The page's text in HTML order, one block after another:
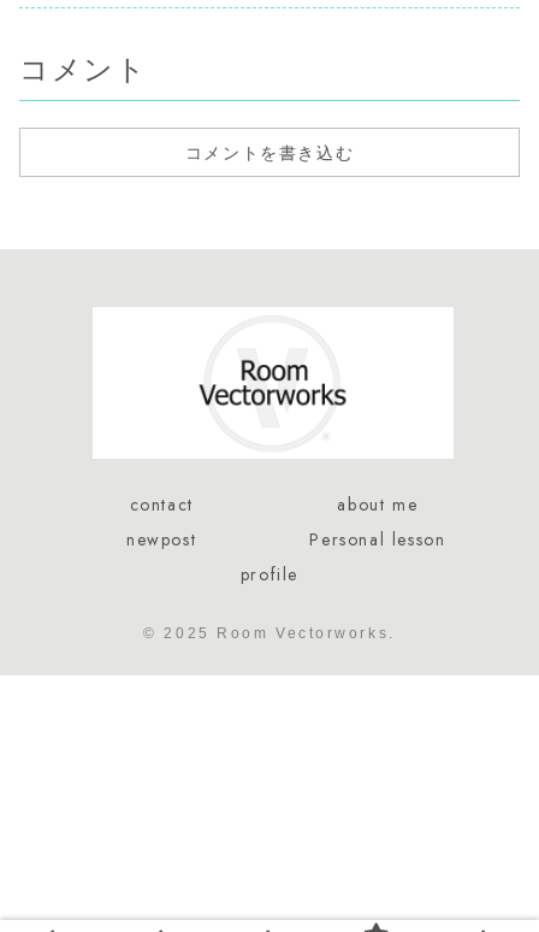
ボ...
コメント
コメントを書き込む
contact
about me
newpost
Personal lesson
profile
© 2025 Room Vectorworks.